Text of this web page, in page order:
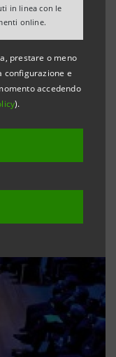
in linea con le
online.
prestare o meno
configurazione e
accedendo
).